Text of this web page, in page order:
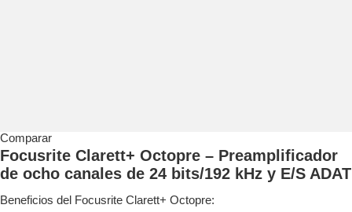
Comparar
Focusrite Clarett+ Octopre – Preamplificador
de ocho canales de 24 bits/192 kHz y E/S ADAT
Beneficios del Focusrite Clarett+ Octopre: